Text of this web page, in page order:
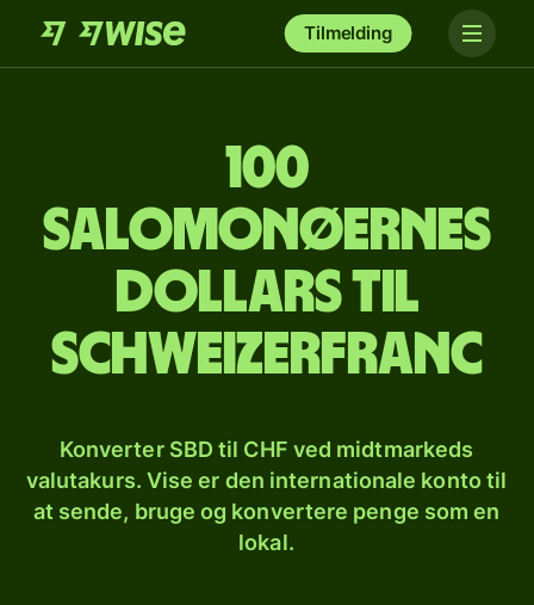
Tilmelding
100
salomonøernes
dollars til
schweizerfranc
Konverter SBD til CHF ved midtmarkeds
valutakurs. Vise er den internationale konto til
at sende, bruge og konvertere penge som en
lokal.